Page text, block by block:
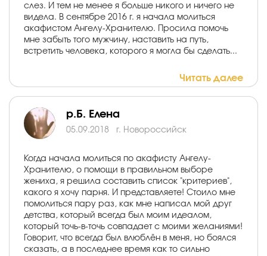
слез. И тем не менее я больше никого и ничего не
видела. В сентябре 2016 г. я начала молиться
акафистом Ангелу-Хранителю. Просила помочь
мне забыть того мужчину, наставить на путь,
встретить человека, которого я могла бы сделать...
Читать далее
р.Б. Елена
05.09.2018 г. Новороссийск
Когда начала молиться по акафисту Ангелу-
Хранителю, о помощи в правильном выборе
жениха, я решила составить список "критериев",
какого я хочу парня. И представляете! Стоило мне
помолиться пару раз, как мне написал мой друг
детства, который всегда был моим идеалом,
который точь-в-точь совпадает с моими желаниями!
Говорит, что всегда был влюблён в меня, но боялся
сказать, а в последнее время как то сильно